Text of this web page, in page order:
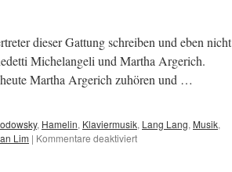
dieser Gattung schreiben und eben nicht
Michelangeli und Martha Argerich.
Martha Argerich zuhören und …
, Hamelin, Klaviermusik, Lang Lang, Musik,
Lim | Kommentare deaktiviertfür